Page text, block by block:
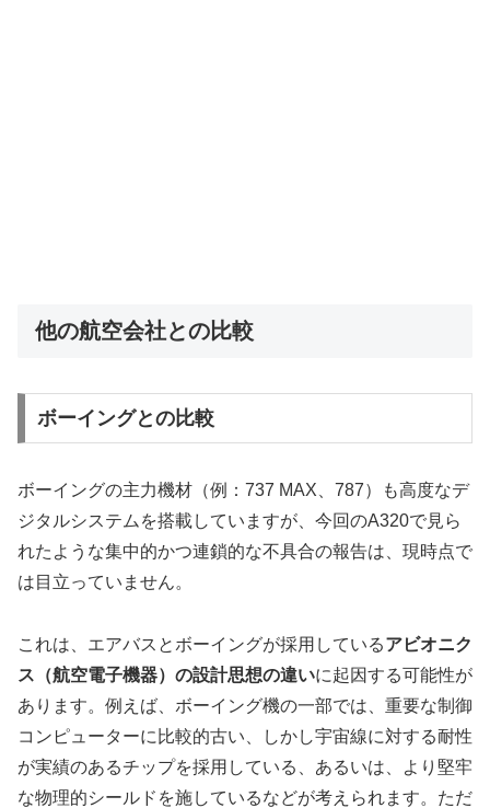
他の航空会社との比較
ボーイングとの比較
ボーイングの主力機材（例：737 MAX、787）も高度なデ
ジタルシステムを搭載していますが、今回のA320で見ら
れたような集中的かつ連鎖的な不具合の報告は、現時点で
は目立っていません。
これは、エアバスとボーイングが採用しているアビオニク
ス（航空電子機器）の設計思想の違いに起因する可能性が
あります。例えば、ボーイング機の一部では、重要な制御
コンピューターに比較的古い、しかし宇宙線に対する耐性
が実績のあるチップを採用している、あるいは、より堅牢
な物理的シールドを施しているなどが考えられます。ただ